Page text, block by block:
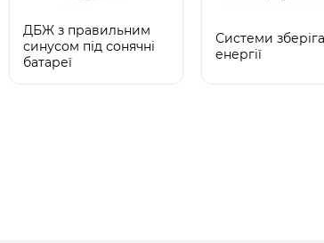
ДБЖ з правильним
синусом під сонячні
батареї
Системи
енергії